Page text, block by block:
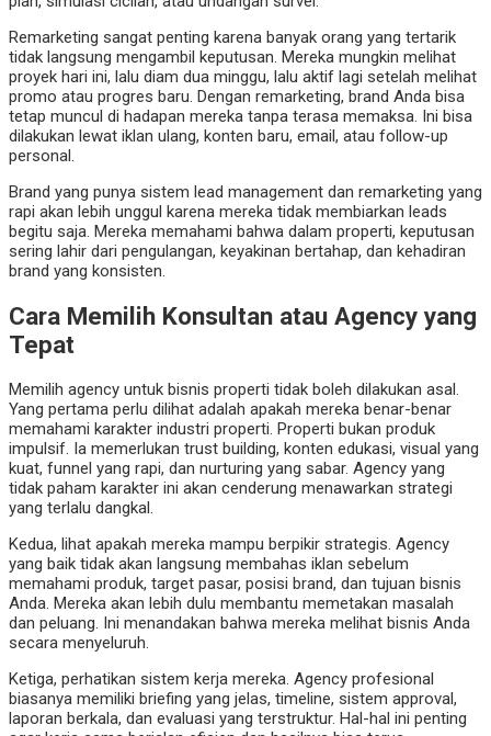
Remarketing sangat penting karena banyak orang yang tertarik
tidak langsung mengambil keputusan. Mereka mungkin melihat
proyek hari ini, lalu diam dua minggu, lalu aktif lagi setelah melihat
promo atau progres baru. Dengan remarketing, brand Anda bisa
tetap muncul di hadapan mereka tanpa terasa memaksa. Ini bisa
dilakukan lewat iklan ulang, konten baru, email, atau follow-up
personal.
Brand yang punya sistem lead management dan remarketing yang
rapi akan lebih unggul karena mereka tidak membiarkan leads
begitu saja. Mereka memahami bahwa dalam properti, keputusan
sering lahir dari pengulangan, keyakinan bertahap, dan kehadiran
brand yang konsisten.
Cara Memilih Konsultan atau Agency yang
Tepat
Memilih agency untuk bisnis properti tidak boleh dilakukan asal.
Yang pertama perlu dilihat adalah apakah mereka benar-benar
memahami karakter industri properti. Properti bukan produk
impulsif. Ia memerlukan trust building, konten edukasi, visual yang
kuat, funnel yang rapi, dan nurturing yang sabar. Agency yang
tidak paham karakter ini akan cenderung menawarkan strategi
yang terlalu dangkal.
Kedua, lihat apakah mereka mampu berpikir strategis. Agency
yang baik tidak akan langsung membahas iklan sebelum
memahami produk, target pasar, posisi brand, dan tujuan bisnis
Anda. Mereka akan lebih dulu membantu memetakan masalah
dan peluang. Ini menandakan bahwa mereka melihat bisnis Anda
secara menyeluruh.
Ketiga, perhatikan sistem kerja mereka. Agency profesional
biasanya memiliki briefing yang jelas, timeline, sistem approval,
laporan berkala, dan evaluasi yang terstruktur. Hal-hal ini penting